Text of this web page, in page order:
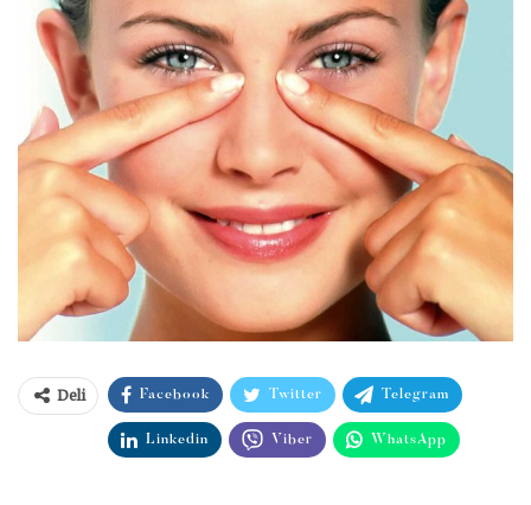
Deli Facebook Twitter Telegram
Linkedin Viber WhatsApp